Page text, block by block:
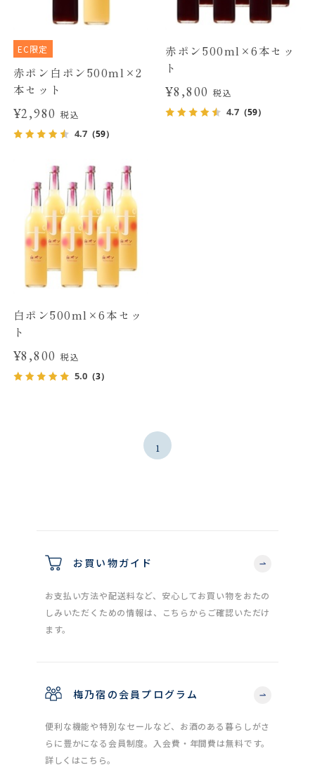
EC限定
赤ポン白ポン500ml×2
本セット
¥2,980税込
4.7（59）
赤ポン500ml×6本セッ
ト
¥8,800 税込
4.7 （59）
白ポン500ml×6本セッ
ト
¥8,800税込
5.0（3）
1
お買い物ガイド
お支払い方法や配送料など、安心してお買い物をおたの
しみいただくための情報は、こちらからご確認いただけ
ます。
梅乃宿の会員プログラム
便利な機能や特別なセールなど、お酒のある暮らしがさ
らに豊かになる会員制度。入会費・年間費は無料です。
詳しくはこちら。